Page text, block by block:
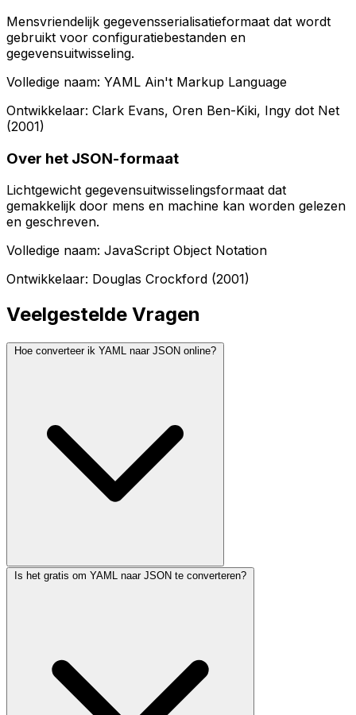
Mensvriendelijk gegevensserialisatieformaat dat wordt
gebruikt voor configuratiebestanden en
gegevensuitwisseling.
Volledige naam: YAML Ain't Markup Language
Ontwikkelaar: Clark Evans, Oren Ben-Kiki, Ingy dot Net
(2001)
Over het JSON-formaat
Lichtgewicht gegevensuitwisselingsformaat dat
gemakkelijk door mens en machine kan worden gelezen
en geschreven.
Volledige naam: JavaScript Object Notation
Ontwikkelaar: Douglas Crockford (2001)
Veelgestelde Vragen
Hoe converteer ik YAML naar JSON online?
Is het gratis om YAML naar JSON te converteren?